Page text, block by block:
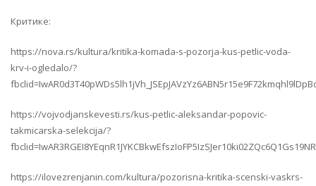
Критике:
https://nova.rs/kultura/kritika-komada-s-pozorja-kus-petlic-voda-
krv-i-ogledalo/?
https://vojvodjanskevesti.rs/kus-petlic-aleksandar-popovic-
takmicarska-selekcija/?
https://ilovezrenjanin.com/kultura/pozorisna-kritika-scenski-vaskrs-